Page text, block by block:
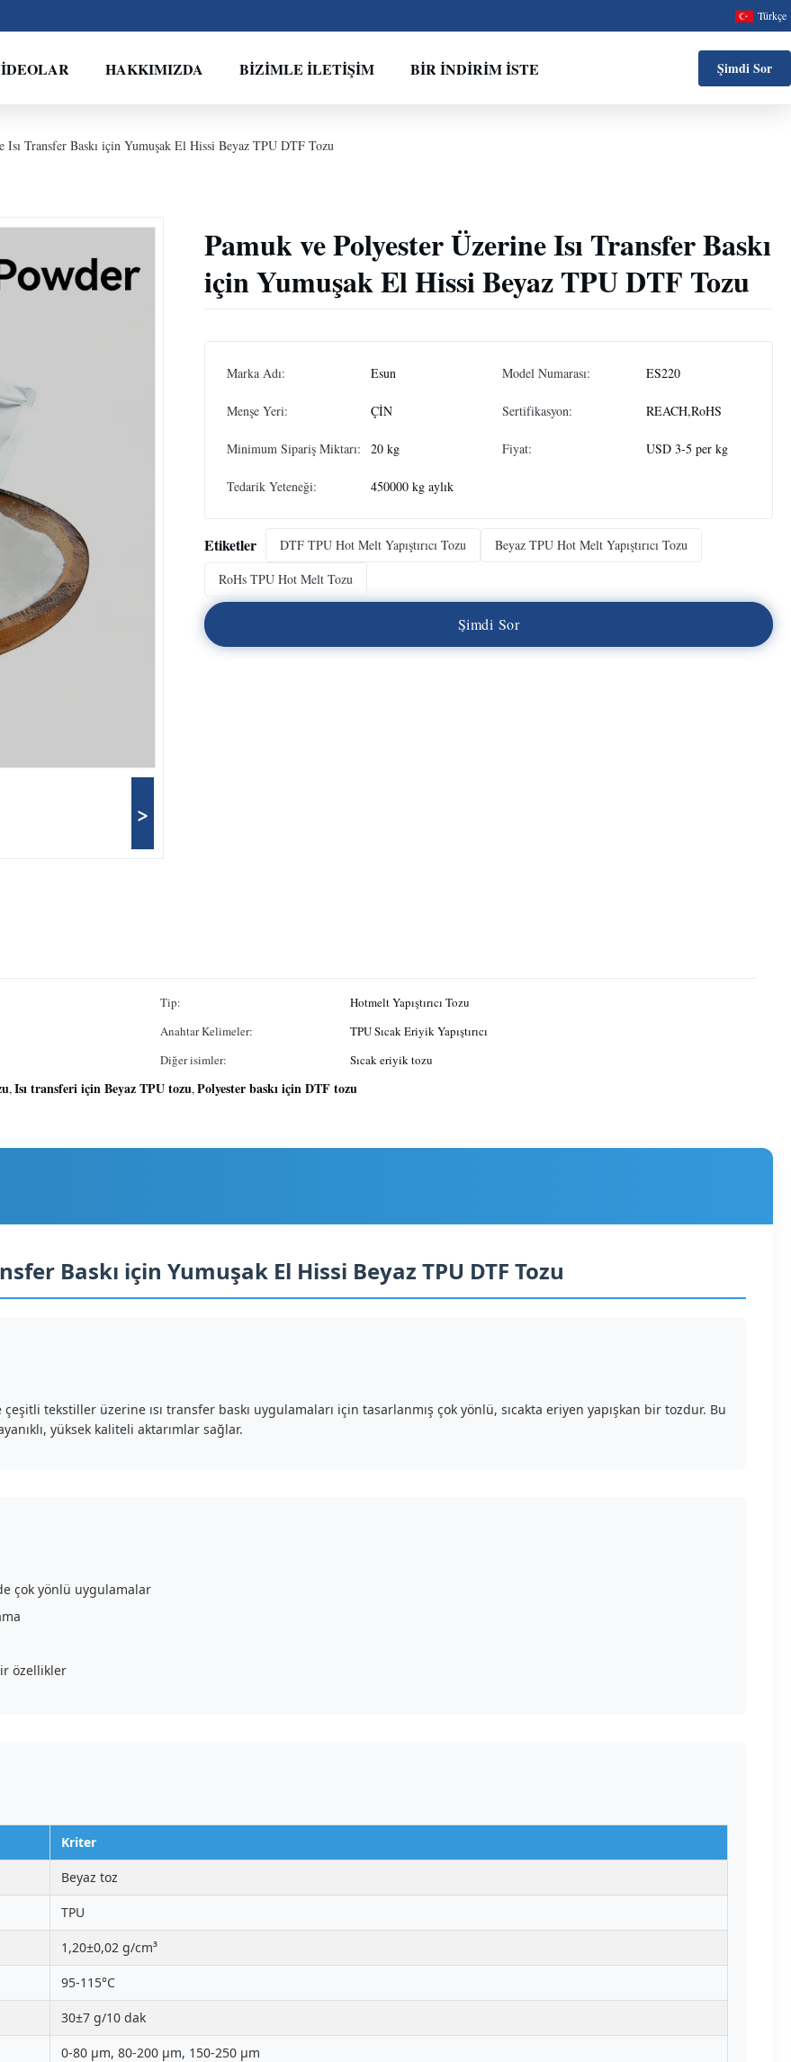
Türkçe
HAKKIMIZDA BIZIMLE İLETIŞIM BIR İNDIRIM İSTE Şimdi Sor
Isı Transfer Baskı için Yumuşak El Hissi Beyaz TPU DTF Tozu
>
Pamuk ve Polyester Üzerine Isı Transfer Baskı
için Yumuşak El Hissi Beyaz TPU DTF Tozu
Marka Adı: Esun Model Numarası: ES220
Menşe Yeri: ÇİN Sertifikasyon: REACH,RoHS
Minimum Sipariş Miktarı: 20 kg Fiyat: USD 3-5 per kg
Tedarik Yeteneği: 450000 kg aylık
Etiketler DTF TPU Hot Melt Yapıştırıcı Tozu
Beyaz TPU Hot Melt Yapıştırıcı Tozu
RoHs TPU Hot Melt Tozu
Şimdi Sor
Tip:
Hotmelt Yapıştırıcı Tozu
Anahtar Kelimeler:
TPU Sıcak Eriyik Yapıştırıcı
Diğer isimler:
Sıcak eriyik tozu
,Isı transferi için Beyaz TPU tozu,Polyester baskı için DTF tozu
Baskı için Yumuşak El Hissi Beyaz TPU DTF Tozu
tekstiller üzerine ısı transfer baskı uygulamaları için tasarlanmış çok yönlü, sıcakta eriyen yapışkan bir tozdur. Bu
yüksek kaliteli aktarımlar sağlar.
çok yönlü uygulamalar
özellikler
Kriter
Beyaz toz
TPU
1,20±0,02 g/cm³
95-115°C
30±7 g/10 dak
0-80 μm, 80-200 μm, 150-250 μm